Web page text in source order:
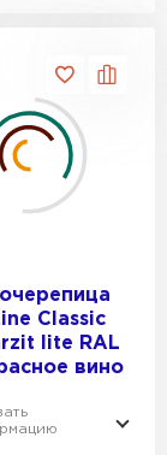
Classic
lite RAL
вино